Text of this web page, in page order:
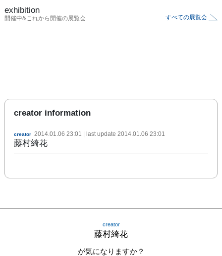
exhibition
開催中&これから開催の展覧会 すべての展覧会
creator information
creator 2014.01.06 23:01 | last update 2014.01.06 23:01
藤村綺花
creator
藤村綺花
が気になりますか？